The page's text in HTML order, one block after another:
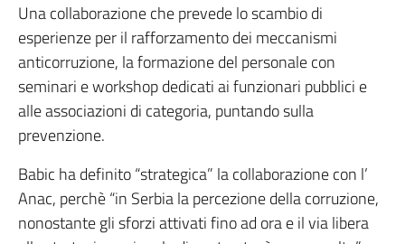
Una collaborazione che prevede lo scambio di
esperienze per il rafforzamento dei meccanismi
anticorruzione, la formazione del personale con
seminari e workshop dedicati ai funzionari pubblici e
alle associazioni di categoria, puntando sulla
prevenzione.
Babic ha definito “strategica” la collaborazione con l’
Anac, perchè “in Serbia la percezione della corruzione,
nonostante gli sforzi attivati fino ad ora e il via libera